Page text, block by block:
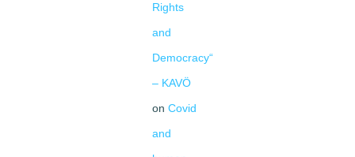
Rights
and
Democracy“
– KAVÖ
on Covid
and